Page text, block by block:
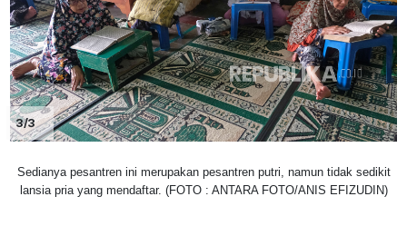
3/3
Sedianya pesantren ini merupakan pesantren putri, namun tidak sedikit
lansia pria yang mendaftar. (FOTO : ANTARA FOTO/ANIS EFIZUDIN)